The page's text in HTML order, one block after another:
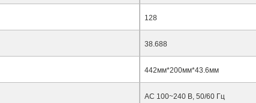
128
38.688
442мм*200мм*43.6мм
AC 100~240 В, 50/60 Гц